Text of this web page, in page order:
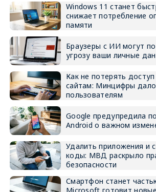
Windows 11 станет
снижает потребление
памяти
Браузеры с ИИ могут
угрозу ваши личные
Как не потерять доступ
сайтам: Минцифры
пользователям
Google предупредила
Android о важном
Удалить приложения и
коды: МВД раскрыло
безопасности
Смартфон станет